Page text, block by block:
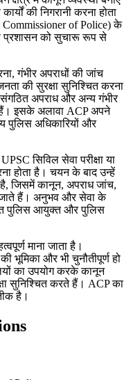
की निगरानी करना होता
of Police) के
प्रशासन को सुचारू रूप से
गंभीर अपराधों की जांच
की सुरक्षा सुनिश्चित करना
अपराध और अन्य गंभीर
हैं। इसके अलावा ACP अपने
पुलिस अधिकारियों और
सिविल सेवा परीक्षा या
होता है। चयन के बाद उन्हें
है, जिसमें कानून, अपराध जांच,
जाते हैं। अनुभव और सेवा के
पुलिस आयुक्त और पुलिस
माना जाता है।
भूमिका और भी चुनौतीपूर्ण हो
का उपयोग करके कानून
सुनिश्चित करते हैं। ACP का
है।